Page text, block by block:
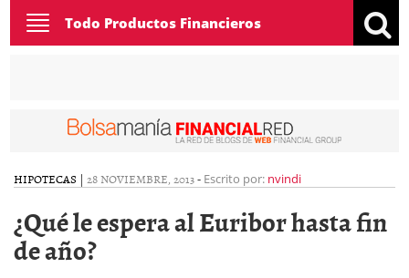
Toggle
navigation
Todo Productos Financieros
HIPOTECAS | 28 NOVIEMBRE, 2013- Escrito por: nvindi
¿Qué le espera al Euribor hasta fin
de año?